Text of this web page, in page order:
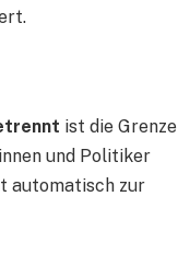
ist die Grenze
und Politiker
automatisch zur